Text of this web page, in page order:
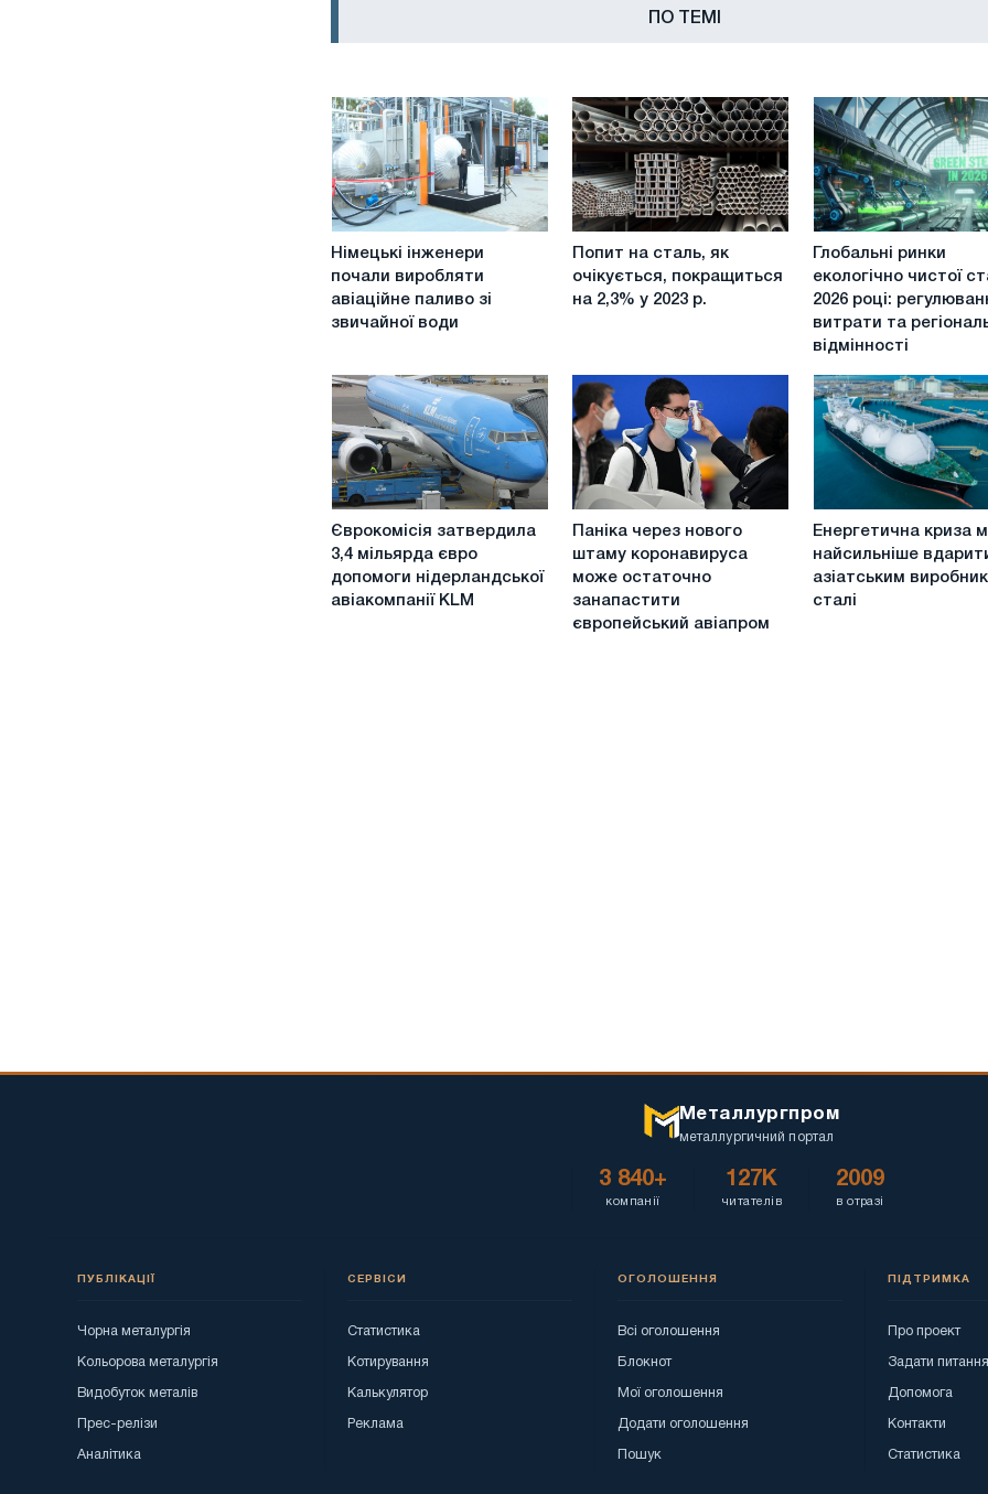
ПО ТЕМІ
Німецькі
інженери
почали
виробляти
зі
звичайної
води
Німецькі інженери
почали виробляти
авіаційне паливо зі
звичайної води
Попит
сталь,
на
2,3%
у
2023
р.
Попит на сталь, як
очікується, покращиться
на 2,3% у 2023 р.
Глобальні
екологічно
чистої
сталі
2026
році:
регулювання,
витрати
відмінності
Глобальні ринки
екологічно чистої
2026 році:
витрати та
відмінності
затвердила
3,4
мільярда
Єврокомісія затвердила
3,4 мільярда євро
допомоги нідерландської
авіакомпанії KLM
нового
може
Паніка через нового
штаму коронавируса
може остаточно
занапастити
європейський авіапром
криза
Енергетична криза
найсильніше
азіатським
сталі
Металлургпром
металлургичний портал
3 840+
компанії
127K
читателів
2009
в отразі
ПУБЛІКАЦІЇ
Чорна металургія
Кольорова металургія
Видобуток металів
Прес-релізи
Аналітика
СЕРВІСИ
Статистика
Котирування
Калькулятор
Реклама
ОГОЛОШЕННЯ
Всі оголошення
Блокнот
Мої оголошення
Додати оголошення
Пошук
ПІДТРИМКА
Про проект
Задати питання
Допомога
Контакти
Статистика